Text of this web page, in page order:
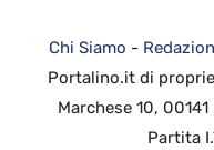
Chi Siamo -
Portalino.it di
Marchese 10,
Partita